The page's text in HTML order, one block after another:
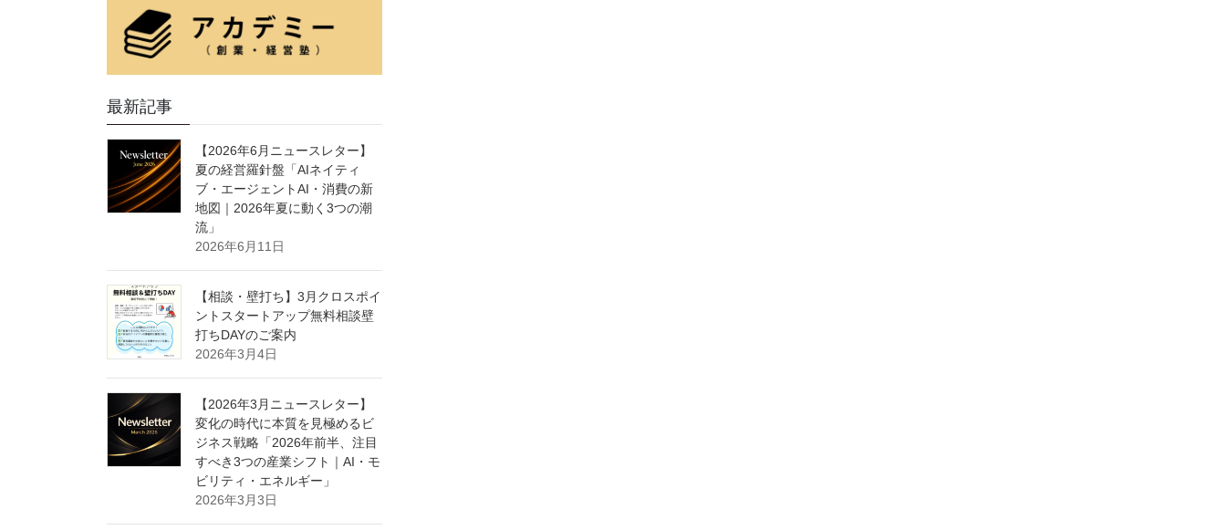
最新記事
【2026年6月ニュースレター】
夏の経営羅針盤「AIネイティ
ブ・エージェントAI・消費の新
地図｜2026年夏に動く3つの潮
流」
2026年6月11日
【相談・壁打ち】3月クロスポイ
ントスタートアップ無料相談壁
打ちDAYのご案内
2026年3月4日
【2026年3月ニュースレター】
変化の時代に本質を見極めるビ
ジネス戦略「2026年前半、注目
すべき3つの産業シフト｜AI・モ
ビリティ・エネルギー」
2026年3月3日